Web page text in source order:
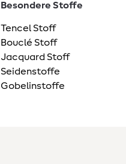
Besondere Stoffe
Tencel Stoff
Bouclé Stoff
Jacquard Stoff
Seidenstoffe
Gobelinstoffe